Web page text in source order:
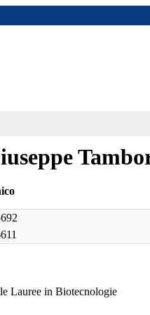
Lauree in Biotecnologie